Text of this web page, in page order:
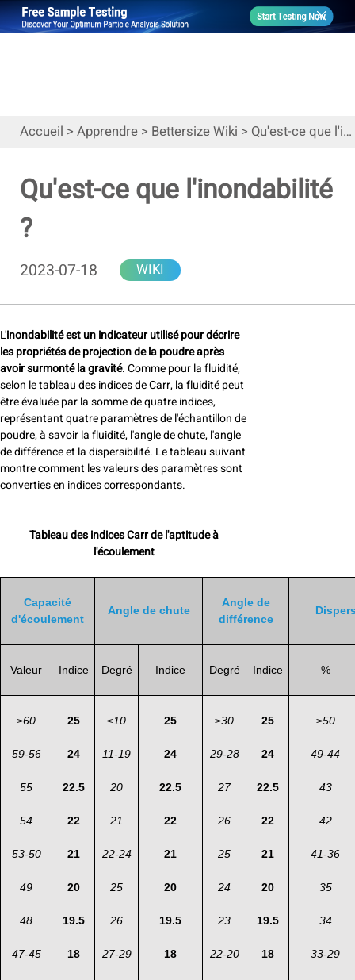
Accueil >Apprendre > Bettersize Wiki > Qu'est-ce que l'inondabilité ?
Qu'est-ce que l'inondabilité
?
2023-07-18 WIKI
L'inondabilité est un indicateur utilisé pour décrire
les propriétés de projection de la poudre après
avoir surmonté la gravité. Comme pour la fluidité,
selon le tableau des indices de Carr, la fluidité peut
être évaluée par la somme de quatre indices,
représentant quatre paramètres de l'échantillon de
poudre, à savoir la fluidité, l'angle de chute, l'angle
de différence et la dispersibilité. Le tableau suivant
montre comment les valeurs des paramètres sont
converties en indices correspondants.
Tableau des indices Carr de l'aptitude à
l'écoulement
Capacité
d'écoulement
Angle de chute
Angle de
différence
Valeur Indice Degré Indice Degré Indice %
≥60
59-56
55
54
53-50
49
48
47-45
25
24
22.5
22
21
20
19.5
18
≤10
11-19
20
21
22-24
25
26
27-29
25
24
22.5
22
21
20
19.5
18
≥30
29-28
27
26
25
24
23
22-20
25
24
22.5
22
21
20
19.5
18
≥50
49-44
43
42
41-36
35
34
33-29